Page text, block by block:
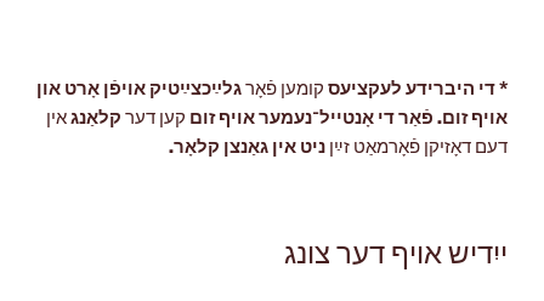
* די היברידע לעקציעס קומען פֿאָרגלײַכצײַטיק אויפֿן אָרט און
אויף זום. פֿאַר די אָנטייל־נעמער אויף זום קען דער קלאַנגאין
דעם דאָזיקן פֿאָרמאַט זײַן ניט אין גאַנצן קלאָר.
ייִדיש אויף דער צונג